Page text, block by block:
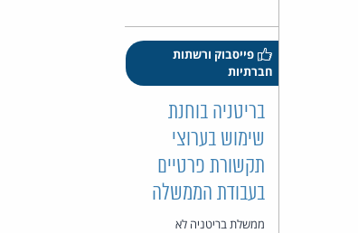
פייסבוק ורשתות
חברתיות
בריטניה בוחנת
שימוש בערוצי
תקשורת פרטיים
בעבודת הממשלה
ממשלת בריטניה לא